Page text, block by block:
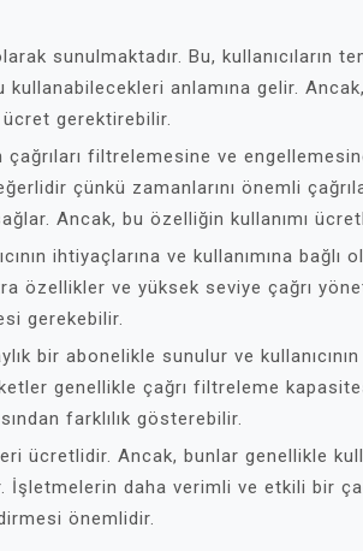
sunulmaktadır. Bu, kullanıcıların
anlamına gelir. Ancak,
gerektirebilir.
çağrıları filtrelemesine ve
çünkü zamanlarını önemli
Ancak, bu özelliğin kullanımı
ihtiyaçlarına ve kullanımına bağlı
özellikler ve yüksek seviye çağrı
gerekebilir.
bir abonelikle sunulur ve kullanıcının
genellikle çağrı filtreleme
farklılık gösterebilir.
ücretlidir. Ancak, bunlar genellikle
İşletmelerin daha verimli ve etkili bir
önemlidir.